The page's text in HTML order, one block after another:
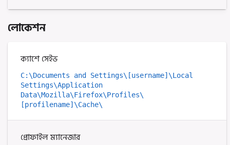
লোকেশন
ক্যাশে সেইভ
C:\Documents and Settings\[username]\Local
Settings\Application
Data\Mozilla\Firefox\Profiles\
[profilename]\Cache\
প্রোফাইল ম্যানেজার